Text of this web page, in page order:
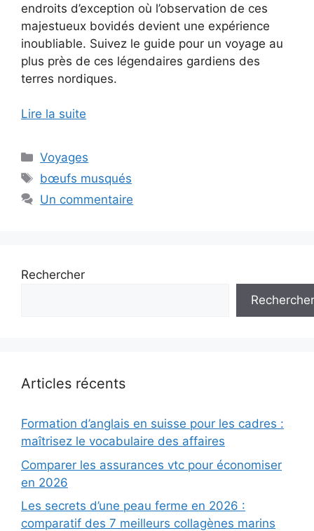
endroits d’exception où l’observation de ces
majestueux bovidés devient une expérience
inoubliable. Suivez le guide pour un voyage au
plus près de ces légendaires gardiens des
terres nordiques.
Lire la suite
Catégories
Voyages
Étiquettes
bœufs musqués
Un commentaire
Rechercher
Rechercher
Articles récents
Formation d’anglais en suisse pour les cadres :
maîtrisez le vocabulaire des affaires
Comparer les assurances vtc pour économiser
en 2026
Les secrets d’une peau ferme en 2026 :
comparatif des 7 meilleurs collagènes marins